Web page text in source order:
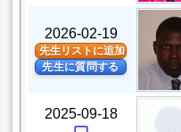
2026-02-19
先生リストに追加
先生に質問する
2025-09-18